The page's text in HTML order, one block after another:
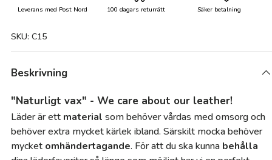
Leverans med Post Nord 100 dagars returrätt Säker betalning
SKU: C15
Beskrivning
"Naturligt vax" - We care about our leather!
Läder är ett material som behöver vårdas med omsorg och
behöver extra mycket kärlek ibland. Särskilt mocka behöver
mycket omhändertagande. För att du ska kunna behålla